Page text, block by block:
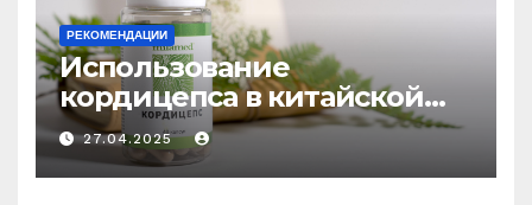
РЕКОМЕНДАЦИИ
Использование
кордицепса в китайской
медицине: природное
средство против усталости
и истощения
27.04.2025